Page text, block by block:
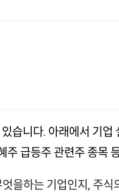
습니다. 아래에서 기
주 급등주 관련주 종목
을하는 기업인지, 주